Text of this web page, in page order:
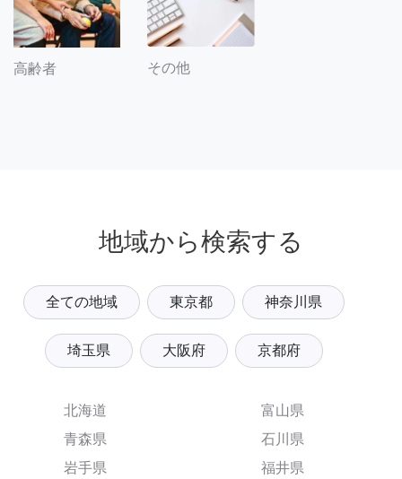
高齢者 その他
地域から検索する
全ての地域 東京都 神奈川県
埼玉県 大阪府 京都府
北海道
青森県
岩手県
富山県
石川県
福井県